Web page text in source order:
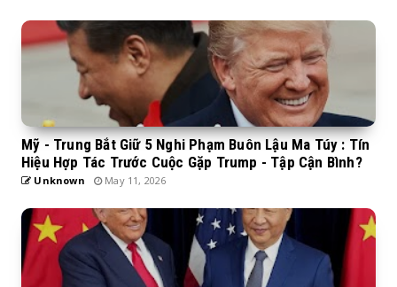
Mỹ - Trung Bắt Giữ 5 Nghi Phạm Buôn Lậu Ma Túy : Tín
Hiệu Hợp Tác Trước Cuộc Gặp Trump - Tập Cận Bình?
Unknown May 11, 2026